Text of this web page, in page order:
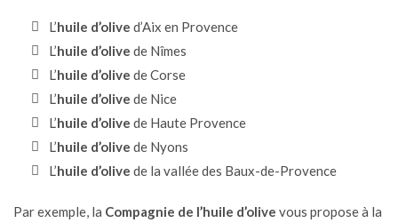
L’huile d’olive d’Aix en Provence
L’huile d’olive de Nîmes
L’huile d’olive de Corse
L’huile d’olive de Nice
L’huile d’olive de Haute Provence
L’huile d’olive de Nyons
L’huile d’olive de la vallée des Baux-de-Provence
Par exemple, la Compagnie de l’huile d’olive vous propose à la